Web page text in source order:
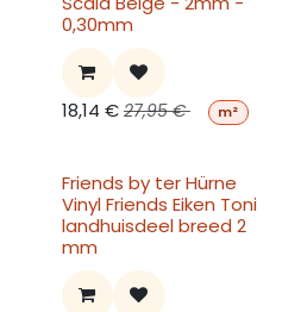
0,30mm
18,14 € 27,95€ m²
Friends by ter Hürne
Vinyl Friends Eiken Toni
landhuisdeel breed 2
mm